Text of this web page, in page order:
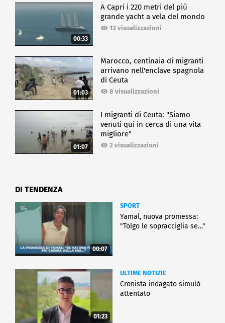
00:33
A Capri i 220 metri del più
grande yacht a vela del mondo
13 visualizzazioni
01:03
Marocco, centinaia di migranti
arrivano nell'enclave spagnola
di Ceuta
8 visualizzazioni
01:07
I migranti di Ceuta: "Siamo
venuti qui in cerca di una vita
migliore"
2 visualizzazioni
DI TENDENZA
00:07
SPORT
Yamal, nuova promessa:
"Tolgo le sopracciglia se…"
01:23
ULTIME NOTIZIE
Cronista indagato simulò
attentato